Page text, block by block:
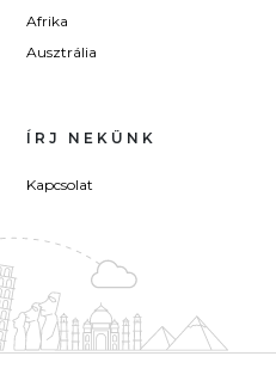
Afrika
Ausztrália
ÍRJ NEKÜNK
Kapcsolat